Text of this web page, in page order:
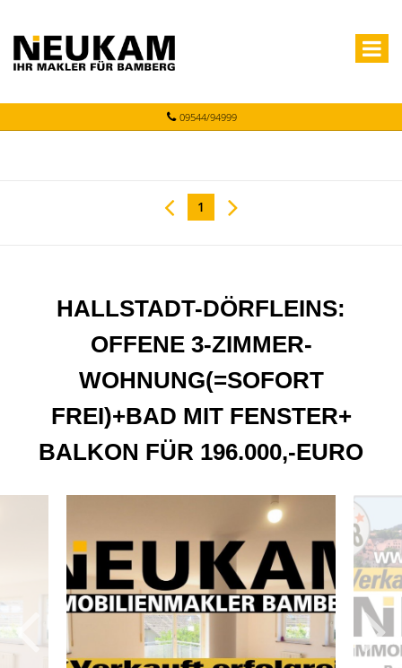
09544/94999
1
HALLSTADT-DÖRFLEINS:
OFFENE 3-ZIMMER-
WOHNUNG(=SOFORT
FREI)+BAD MIT FENSTER+
BALKON FÜR 196.000,-EURO